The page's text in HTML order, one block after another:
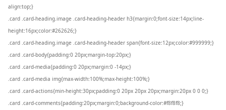
align:top;}
.card .card-heading.image .card-heading-header h3{margin:0;font-size:14px;line-
height:16px;color:#262626;}
.card .card-heading.image .card-heading-header span{font-size:12px;color:#999999;}
.card .card-body{padding:0 20px;margin-top:20px;}
.card .card-media{padding:0 20px;margin:0 -14px;}
.card .card-media img{max-width:100%;max-height:100%;}
.card .card-actions{min-height:30px;padding:0 20px 20px 20px;margin:20px 0 0 0;}
.card .card-comments{padding:20px;margin:0;background-color:#f8f8f8;}